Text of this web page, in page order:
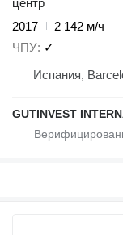
2017
2 142 м/ч
ЧПУ ✓
Испания,
GUTINVEST